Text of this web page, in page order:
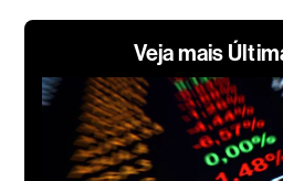
Veja mais